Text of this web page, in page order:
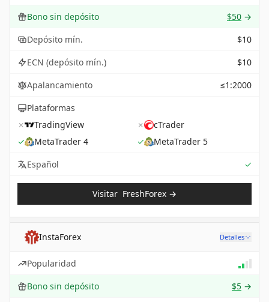
Bono sin depósito
$50 →
Depósito mín.
$10
ECN (depósito mín.)
$10
Apalancamiento
≤1:2000
Plataformas
✗
TradingView ✗
cTrader
✓
MetaTrader 4 ✓
MetaTrader 5
Español
✓
Visitar FreshForex →
InstaForex Detalles
Popularidad
Bono sin depósito
$5 →